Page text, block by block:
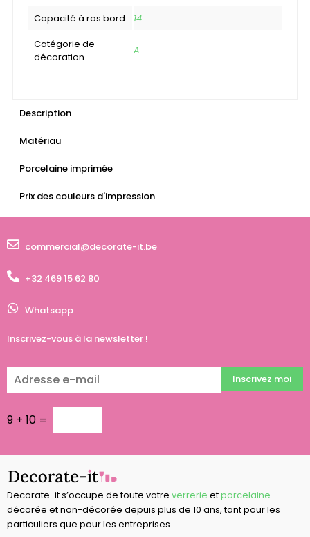
Capacité à ras bord
14
Catégorie de
décoration
A
Description
Matériau
Porcelaine imprimée
Prix des couleurs d'impression
commercial@decorate-it.be
+32 469 15 62 80
Whatsapp
Inscrivez-vous à la newsletter !
9 + 10 =
Inscrivez moi
Decorate-it s’occupe de toute votre verrerie etporcelaine
décorée et non-décorée depuis plus de 10 ans, tant pour les
particuliers que pour les entreprises.